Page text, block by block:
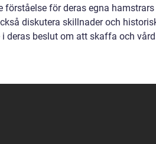
för deras egna hamstrars
diskutera skillnader och
deras beslut om att skaffa och